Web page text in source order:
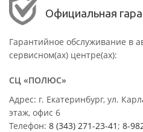
Официальная
Гарантийное обслуживание в
сервисном(ах) центре(ах):
СЦ «ПОЛЮС»
Адрес: г. Екатеринбург, ул.
этаж, офис 6
Телефон: 8 (343) 271-23-41 ; 8-